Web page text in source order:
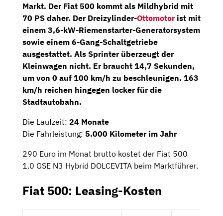
Markt. Der Fiat 500 kommt als Mildhybrid mit
70 PS daher. Der Dreizylinder-Ottomotorist mit
einem 3,6-kW-Riemenstarter-Generatorsystem
sowie einem 6-Gang-Schaltgetriebe
ausgestattet. Als Sprinter überzeugt der
Kleinwagen nicht. Er braucht 14,7 Sekunden,
um von 0 auf 100 km/h zu beschleunigen. 163
km/h reichen hingegen locker für die
Stadtautobahn.
Die Laufzeit: 24 Monate
Die Fahrleistung: 5.000 Kilometer im Jahr
290 Euro im Monat brutto kostet der Fiat 500
1.0 GSE N3 Hybrid DOLCEVITA beim Marktführer.
Fiat 500: Leasing-Kosten